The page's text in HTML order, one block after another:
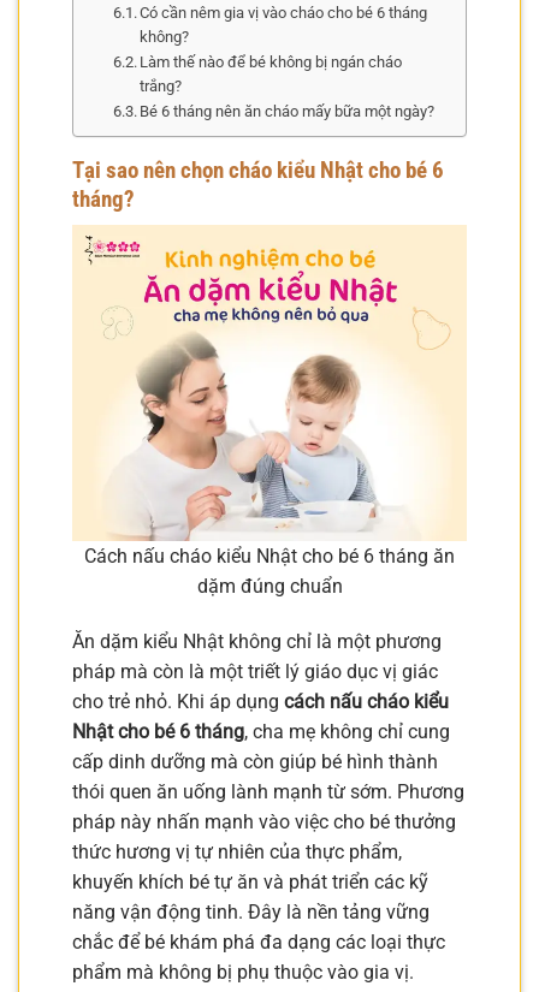
Có cần nêm gia vị vào cháo cho bé 6 tháng
không?
Làm thế nào để bé không bị ngán cháo
trắng?
Bé 6 tháng nên ăn cháo mấy bữa một ngày?
Tại sao nên chọn cháo kiểu Nhật cho bé 6
tháng?
Cách nấu cháo kiểu Nhật cho bé 6 tháng ăn
dặm đúng chuẩn
Ăn dặm kiểu Nhật không chỉ là một phương
pháp mà còn là một triết lý giáo dục vị giác
cho trẻ nhỏ. Khi áp dụng cách nấu cháo kiểu
Nhật cho bé 6 tháng, cha mẹ không chỉ cung
cấp dinh dưỡng mà còn giúp bé hình thành
thói quen ăn uống lành mạnh từ sớm. Phương
pháp này nhấn mạnh vào việc cho bé thưởng
thức hương vị tự nhiên của thực phẩm,
khuyến khích bé tự ăn và phát triển các kỹ
năng vận động tinh. Đây là nền tảng vững
chắc để bé khám phá đa dạng các loại thực
phẩm mà không bị phụ thuộc vào gia vị.